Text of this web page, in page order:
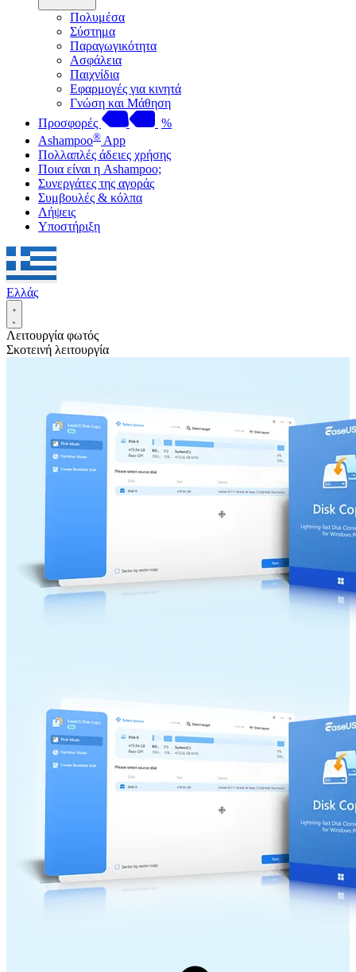
Πολυμέσα
Σύστημα
Παραγωγικότητα
Ασφάλεια
Παιχνίδια
Εφαρμογές για κινητά
Γνώση και Μάθηση
Προσφορές
%
Ashampoo® App
Πολλαπλές άδειες χρήσης
Ποια είναι η Ashampoo;
Συνεργάτες της αγοράς
Συμβουλές & κόλπα
Λήψεις
Υποστήριξη
Ελλάς
Λειτουργία φωτός
Σκοτεινή λειτουργία